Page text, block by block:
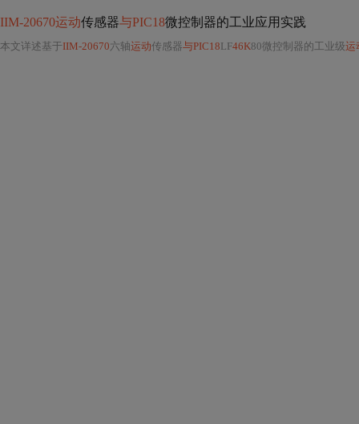
IIM-20670运动传感器与PIC18微控制器的工业应用实践
本文详述基于IIM-20670 六轴运动传感器与PIC18LF46K80微控制器的工业级运